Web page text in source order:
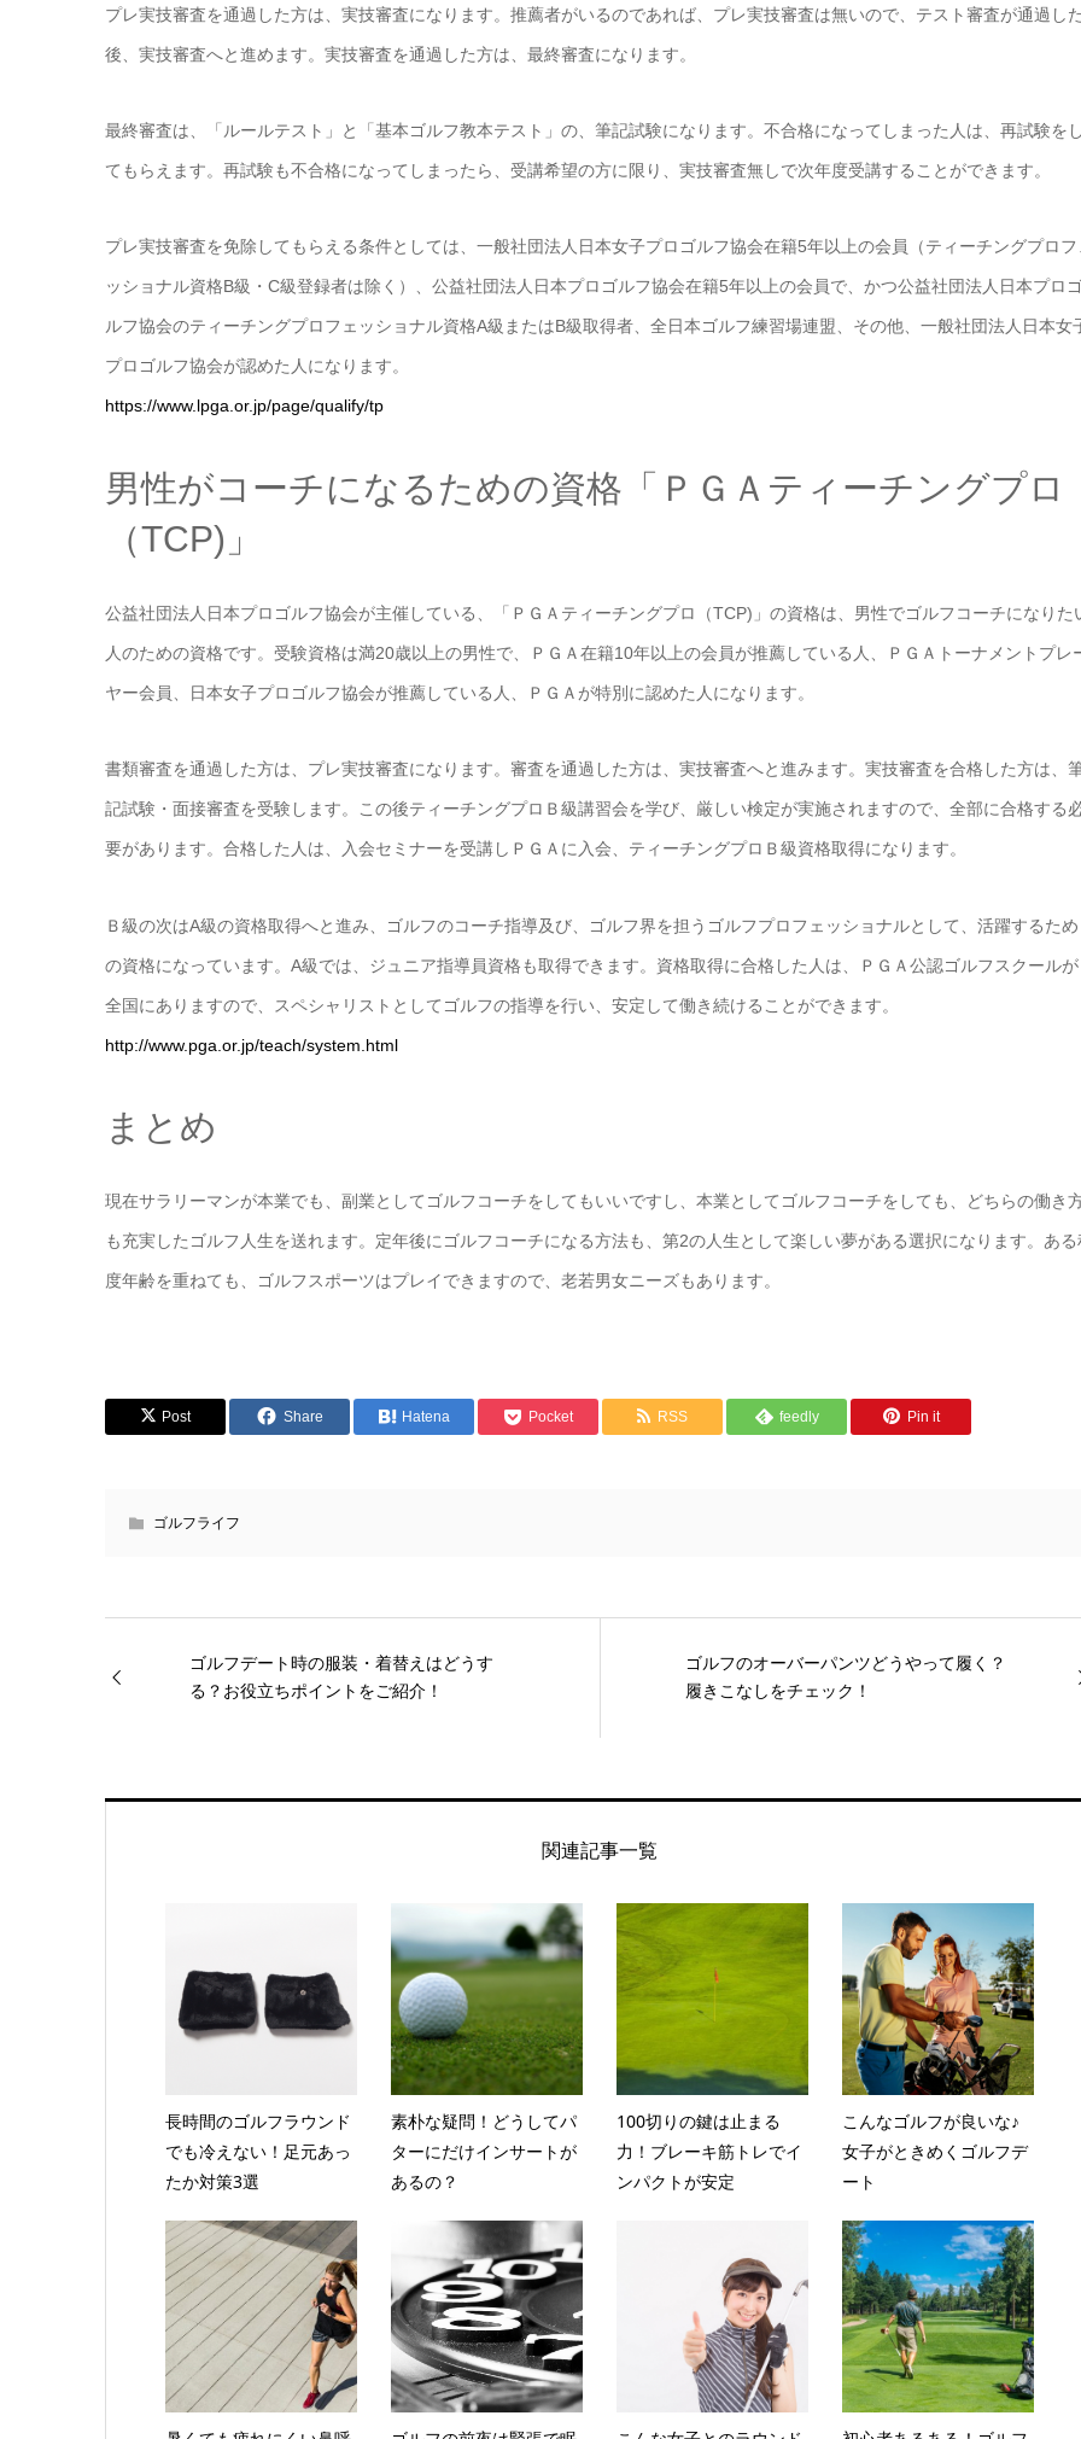
プレ実技審査を通過した方は、実技審査になります。推薦者がいるのであれば、プレ実技審査は無いので、テスト審査が通過し
後、実技審査へと進めます。実技審査を通過した方は、最終審査になります。
最終審査は、「ルールテスト」と「基本ゴルフ教本テスト」の、筆記試験になります。不合格になってしまった人は、再試験を
てもらえます。再試験も不合格になってしまったら、受講希望の方に限り、実技審査無しで次年度受講することができます。
プレ実技審査を免除してもらえる条件としては、一般社団法人日本女子プロゴルフ協会在籍5年以上の会員（ティーチングプロフ
ッショナル資格B級・C級登録者は除く）、公益社団法人日本プロゴルフ協会在籍5年以上の会員で、かつ公益社団法人日本プロ
ルフ協会のティーチングプロフェッショナル資格A級またはB級取得者、全日本ゴルフ練習場連盟、その他、一般社団法人日本女
プロゴルフ協会が認めた人になります。
https://www.lpga.or.jp/page/qualify/tp
男性がコーチになるための資格「ＰＧＡティーチングプロ
（TCP)」
公益社団法人日本プロゴルフ協会が主催している、「ＰＧＡティーチングプロ（TCP)」の資格は、男性でゴルフコーチになりた
人のための資格です。受験資格は満20歳以上の男性で、ＰＧＡ在籍10年以上の会員が推薦している人、ＰＧＡトーナメントプレ
ヤー会員、日本女子プロゴルフ協会が推薦している人、ＰＧＡが特別に認めた人になります。
書類審査を通過した方は、プレ実技審査になります。審査を通過した方は、実技審査へと進みます。実技審査を合格した方は、
記試験・面接審査を受験します。この後ティーチングプロＢ級講習会を学び、厳しい検定が実施されますので、全部に合格する
要があります。合格した人は、入会セミナーを受講しＰＧＡに入会、ティーチングプロＢ級資格取得になります。
Ｂ級の次はA級の資格取得へと進み、ゴルフのコーチ指導及び、ゴルフ界を担うゴルフプロフェッショナルとして、活躍するため
の資格になっています。A級では、ジュニア指導員資格も取得できます。資格取得に合格した人は、ＰＧＡ公認ゴルフスクールが
全国にありますので、スペシャリストとしてゴルフの指導を行い、安定して働き続けることができます。
http://www.pga.or.jp/teach/system.html
まとめ
現在サラリーマンが本業でも、副業としてゴルフコーチをしてもいいですし、本業としてゴルフコーチをしても、どちらの働き
も充実したゴルフ人生を送れます。定年後にゴルフコーチになる方法も、第2の人生として楽しい夢がある選択になります。ある
度年齢を重ねても、ゴルフスポーツはプレイできますので、老若男女ニーズもあります。
Post Share Hatena Pocket RSS feedly Pin it
ゴルフライフ
ゴルフデート時の服装・着替えはどうす
る？お役立ちポイントをご紹介！
ゴルフのオーバーパンツどうやって履く？
履きこなしをチェック！
関連記事一覧
長時間のゴルフラウンド
でも冷えない！足元あっ
たか対策3選
素朴な疑問！どうしてパ
ターにだけインサートが
あるの？
100切りの鍵は止まる
力！ブレーキ筋トレでイ
ンパクトが安定
こんなゴルフが良いな♪
女子がときめくゴルフデ
ート